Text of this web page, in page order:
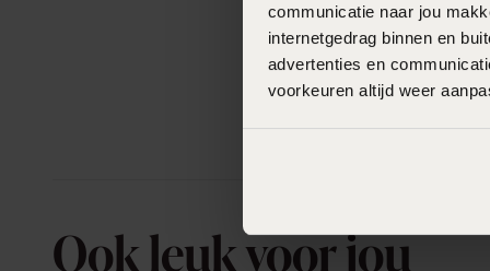
communicatie naar jou
internetgedrag binnen en
advertenties en
voorkeuren altijd weer
Ook leuk voor jou